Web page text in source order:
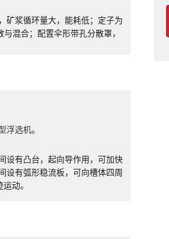
矿浆循环量大，能耗低；定子为
混合；配置伞形带孔分散罩，
浮选机。
设有凸台，起向导作用，可加快
设有弧形稳流板，可向槽体四周
动。